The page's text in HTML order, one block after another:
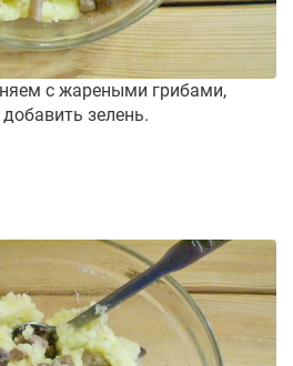
с жареными грибами,
зелень.